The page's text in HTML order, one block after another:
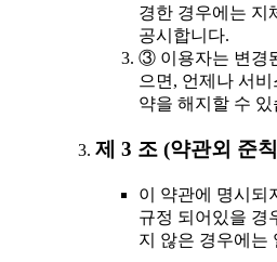
경한 경우에는 지
공시합니다.
③ 이용자는 변경
으면, 언제나 서
약을 해지할 수 있
제 3 조 (약관외 준
이 약관에 명시되
규정 되어있을 경
지 않은 경우에는